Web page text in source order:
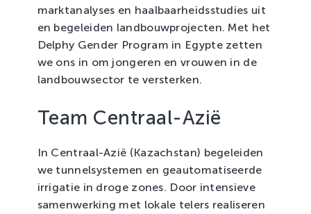
marktanalyses en haalbaarheidsstudies uit
en begeleiden landbouwprojecten. Met het
Delphy Gender Program in Egypte zetten
we ons in om jongeren en vrouwen in de
landbouwsector te versterken.
Team Centraal-Azië
In Centraal-Azië (Kazachstan) begeleiden
we tunnelsystemen en geautomatiseerde
irrigatie in droge zones. Door intensieve
samenwerking met lokale telers realiseren